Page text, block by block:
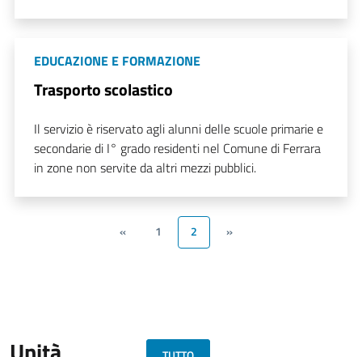
EDUCAZIONE E FORMAZIONE
Trasporto scolastico
Il servizio è riservato agli alunni delle scuole primarie e
secondarie di I° grado residenti nel Comune di Ferrara
in zone non servite da altri mezzi pubblici.
« 1 2 »